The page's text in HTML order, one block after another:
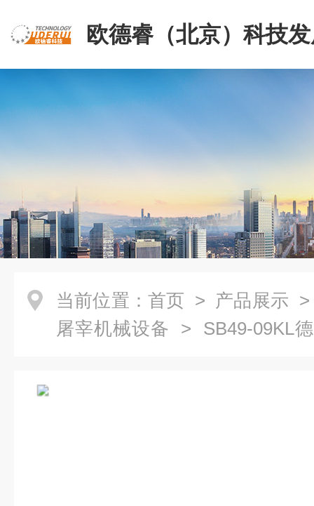
欧德睿（北京）科技
公司
当前位置： 首页 > 产品展示
屠宰机械设备 > SB49-09KL